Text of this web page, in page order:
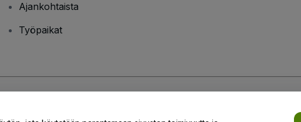
Ajankohtaista
Työpaikat